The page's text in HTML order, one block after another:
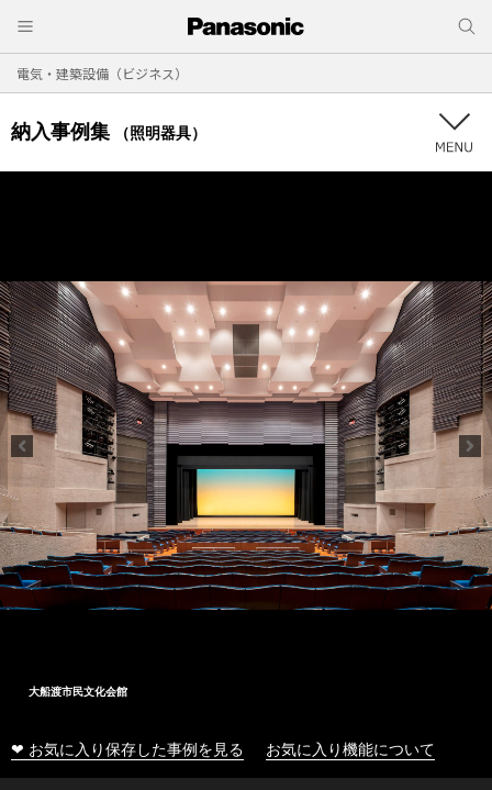
電気・建築設備（ビジネス）
納入事例集 （照明器具）
大船渡市民文化会館
❤ お気に入り保存した事例を見る お気に入り機能について